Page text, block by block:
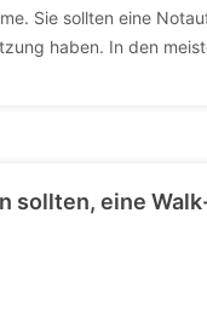
Sie sollten eine
haben. In den
sollten, eine